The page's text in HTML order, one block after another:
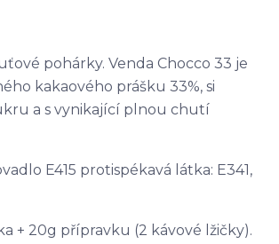
pohárky. Venda Chocco 33 je
kakaového prášku 33%, si
a s vynikající plnou chutí
E415 protispékavá látka: E341,
+ 20g přípravku (2 kávové lžičky).